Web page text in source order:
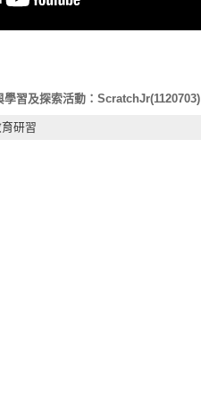
學習及探索活動：ScratchJr(1120703)
研習